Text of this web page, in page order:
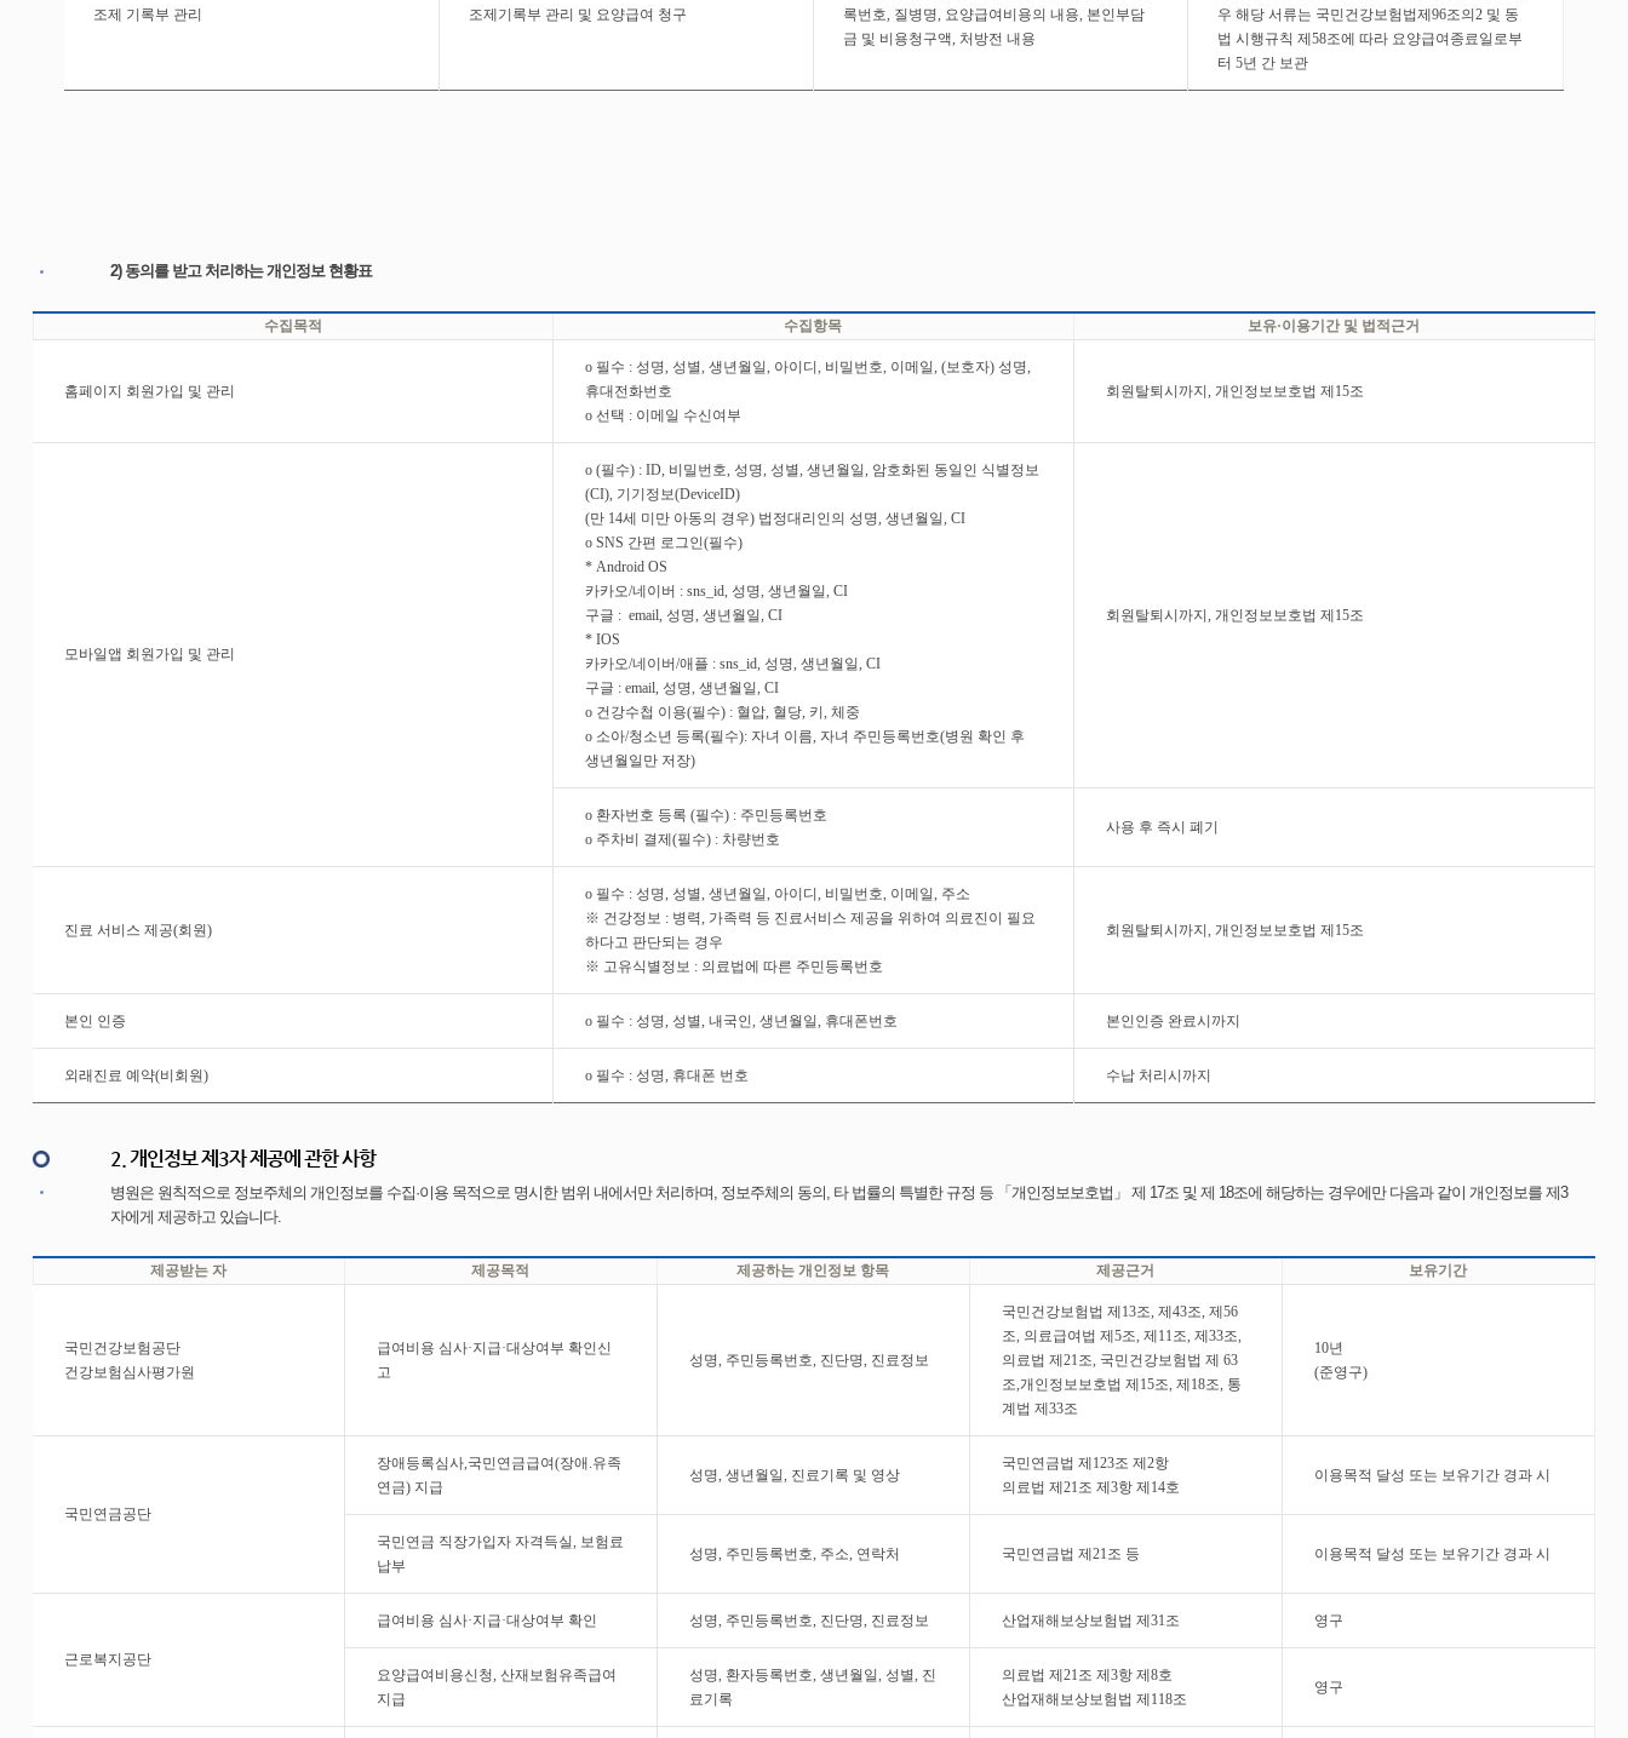
조제 기록부 관리 조제기록부 관리 및 요양급여 청구
록번호, 질병명, 요양급여비용의 내용, 본인부담
금 및 비용청구액, 처방전 내용
우 해당 서류는 국민건강보험법제96조의2 및 동
법 시행규칙 제58조에 따라 요양급여종료일로부
터 5년 간 보관
2) 동의를 받고 처리하는 개인정보 현황표
수집목적 수집항목 보유·이용기간 및 법적근거
홈페이지 회원가입 및 관리
o 필수 : 성명, 성별, 생년월일, 아이디, 비밀번호, 이메일, (보호자) 성명,
휴대전화번호
o 선택 : 이메일 수신여부
회원탈퇴시까지, 개인정보보호법 제15조
모바일앱 회원가입 및 관리
o (필수) : ID, 비밀번호, 성명, 성별, 생년월일, 암호화된 동일인 식별정보
(CI), 기기정보(DeviceID)
(만 14세 미만 아동의 경우) 법정대리인의 성명, 생년월일, CI
o SNS 간편 로그인(필수)
* Android OS
카카오/네이버 : sns_id, 성명, 생년월일, CI
구글 : email, 성명, 생년월일, CI
* IOS
카카오/네이버/애플 : sns_id, 성명, 생년월일, CI
구글 : email, 성명, 생년월일, CI
o 건강수첩 이용(필수) : 혈압, 혈당, 키, 체중
o 소아/청소년 등록(필수): 자녀 이름, 자녀 주민등록번호(병원 확인 후
생년월일만 저장)
회원탈퇴시까지, 개인정보보호법 제15조
o 환자번호 등록 (필수) : 주민등록번호
o 주차비 결제(필수) : 차량번호
사용 후 즉시 폐기
진료 서비스 제공(회원)
o 필수 : 성명, 성별, 생년월일, 아이디, 비밀번호, 이메일, 주소
※ 건강정보 : 병력, 가족력 등 진료서비스 제공을 위하여 의료진이 필요
하다고 판단되는 경우
※ 고유식별정보 : 의료법에 따른 주민등록번호
회원탈퇴시까지, 개인정보보호법 제15조
본인 인증 o 필수 : 성명, 성별, 내국인, 생년월일, 휴대폰번호 본인인증 완료시까지
외래진료 예약(비회원) o 필수 : 성명, 휴대폰 번호 수납 처리시까지
2. 개인정보 제3자 제공에 관한 사항
병원은 원칙적으로 정보주체의 개인정보를 수집·이용 목적으로 명시한 범위 내에서만 처리하며, 정보주체의 동의, 타 법률의 특별한 규정 등 「개인정보보호법」 제 17조 및 제 18조에 해당하는 경우에만 다음과 같이 개인정보를 제3
자에게 제공하고 있습니다.
제공받는 자 제공목적 제공하는 개인정보 항목 제공근거 보유기간
국민건강보험공단
건강보험심사평가원
급여비용 심사·지급·대상여부 확인신
고
성명, 주민등록번호, 진단명, 진료정보
국민건강보험법 제13조, 제43조, 제56
조, 의료급여법 제5조, 제11조, 제33조,
의료법 제21조, 국민건강보험법 제 63
조,개인정보보호법 제15조, 제18조, 통
계법 제33조
10년
(준영구)
국민연금공단
장애등록심사,국민연금급여(장애.유족
연금) 지급
성명, 생년월일, 진료기록 및 영상
국민연금법 제123조 제2항
의료법 제21조 제3항 제14호
이용목적 달성 또는 보유기간 경과 시
국민연금 직장가입자 자격득실, 보험료
납부
성명, 주민등록번호, 주소, 연락처 국민연금법 제21조 등 이용목적 달성 또는 보유기간 경과 시
근로복지공단
급여비용 심사·지급·대상여부 확인 성명, 주민등록번호, 진단명, 진료정보 산업재해보상보험법 제31조 영구
요양급여비용신청, 산재보험유족급여
지급
성명, 환자등록번호, 생년월일, 성별, 진
료기록
의료법 제21조 제3항 제8호
산업재해보상보험법 제118조
영구